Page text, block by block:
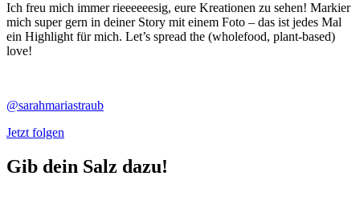
Ich freu mich immer rieeeeeesig, eure Kreationen zu sehen! Markier
mich super gern in deiner Story mit einem Foto – das ist jedes Mal
ein Highlight für mich. Let’s spread the (wholefood, plant-based)
love!
@sarahmariastraub
Jetzt folgen
Gib dein Salz dazu!